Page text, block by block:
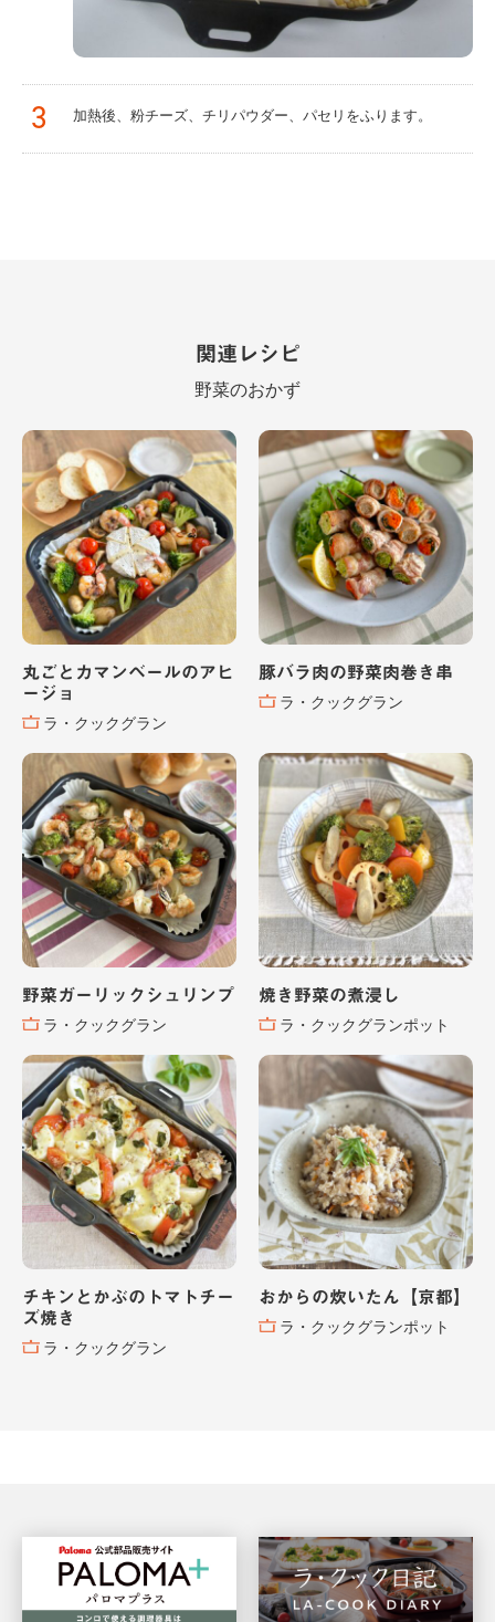
3 加熱後、粉チーズ、チリパウダー、パセリをふります。
関連レシピ
野菜のおかず
丸ごとカマンベールのアヒ
ージョ
ラ・クックグラン
豚バラ肉の野菜肉巻き串
ラ・クックグラン
野菜ガーリックシュリンプ
ラ・クックグラン
焼き野菜の煮浸し
ラ・クックグランポット
チキンとかぶのトマトチー
ズ焼き
ラ・クックグラン
おからの炊いたん【京都】
ラ・クックグランポット